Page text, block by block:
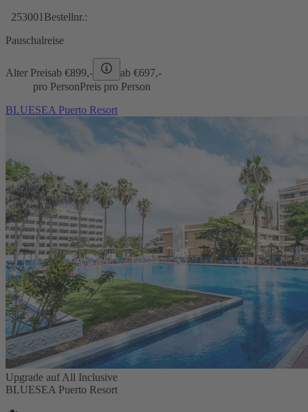
253001 Bestellnr.:
Pauschalreise
Alter Preisab €899,- ab €697,-
pro PersonPreis pro Person
BLUESEA Puerto Resort
Upgrade auf All Inclusive
BLUESEA Puerto Resort